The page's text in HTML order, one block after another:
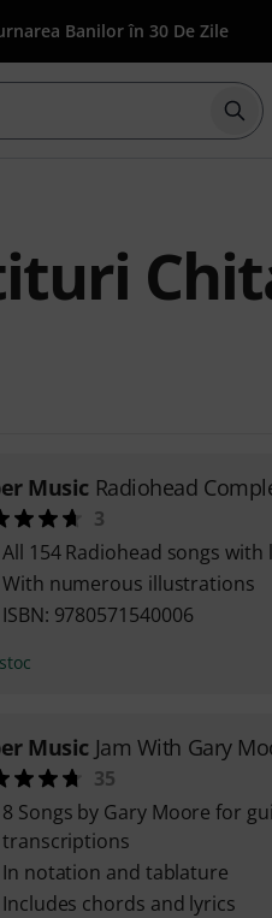
Banilor în 30 De Zile
Music Radiohead
3
All 154 Radiohead songs
With numerous illustrations
ISBN: 9780571540006
Music Jam With Gary
35
8 Songs by Gary Moore for
transcriptions
In notation and tablature
Includes chords and lyrics